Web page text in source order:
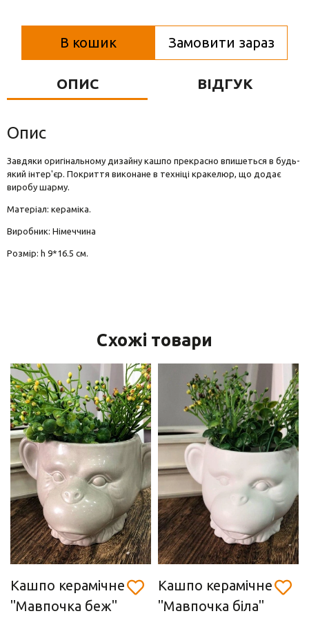
Фігурки та статуетки
В кошик Замовити зараз
ОПИС ВІДГУК
Опис
Завдяки оригінальному дизайну кашпо прекрасно впишеться в будь-
який інтер'єр. Покриття виконане в техніці кракелюр, що додає
виробу шарму.
Матеріал: кераміка.
Виробник: Німеччина
Розмір: h 9*16.5 см.
Схожі товари
Кашпо керамічне
"Мавпочка беж"
Кашпо керамічне
"Мавпочка біла"